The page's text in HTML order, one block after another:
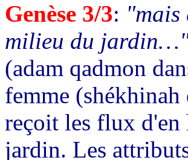
Genèse 3/3:
milieu du
(adam qadmon
femme
reçoit les flux d'en
jardin. Les